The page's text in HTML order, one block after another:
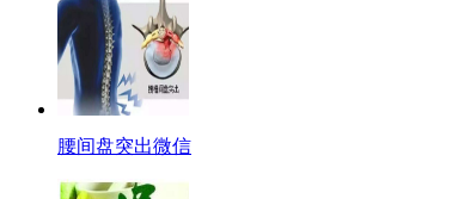
腰间盘突出微信